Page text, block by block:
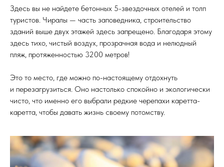
Здесь вы не найдете бетонных 5-звездочных отелей и толп
туристов. Чиралы — часть заповедника, строительство
зданий выше двух этажей здесь запрещено. Благодаря этому
здесь тихо, чистый воздух, прозрачная вода и нелюдный
пляж, протяженностью 3200 метров!
Это то место, где можно по-настоящему отдохнуть
и перезагрузиться. Оно настолько спокойно и экологически
чисто, что именно его выбрали редкие черепахи каретта-
каретта, чтобы давать жизнь своему потомству.